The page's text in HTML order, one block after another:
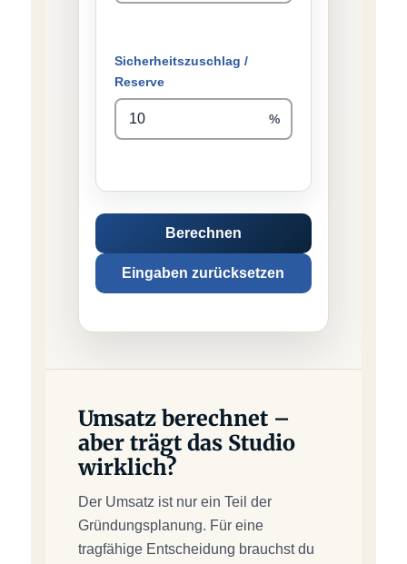
Sicherheitszuschlag /
Reserve
%
Berechnen
Eingaben zurücksetzen
Umsatz berechnet –
aber trägt das Studio
wirklich?
Der Umsatz ist nur ein Teil der
Gründungsplanung. Für eine
tragfähige Entscheidung brauchst du